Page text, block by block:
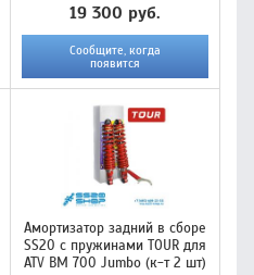
19 300 руб.
Сообщите, когда
появится
Амортизатор задний в сборе
SS20 с пружинами TOUR для
ATV BM 700 Jumbo (к-т 2 шт)